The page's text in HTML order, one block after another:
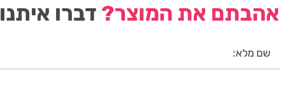
אהבתם את המוצר? דברו איתנו